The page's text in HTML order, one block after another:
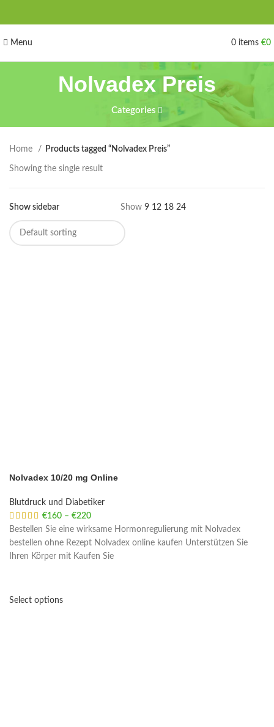
Menu 0 items €0
Nolvadex Preis
Categories
Home Products tagged “Nolvadex Preis”
Showing the single result
Show sidebar Show 9 12 18 24
Nolvadex 10/20 mg Online
Blutdruck und Diabetiker
€160 – €220
Bestellen Sie eine wirksame Hormonregulierung mit Nolvadex
bestellen ohne Rezept Nolvadex online kaufen Unterstützen Sie
Ihren Körper mit Kaufen Sie
Select options